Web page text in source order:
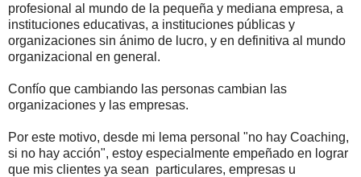
profesional al mundo de la pequeña y mediana empresa, a
instituciones educativas, a instituciones públicas y
organizaciones sin ánimo de lucro, y en definitiva al mundo
organizacional en general.
Confío que cambiando las personas cambian las
organizaciones y las empresas.
Por este motivo, desde mi lema personal "no hay Coaching,
si no hay acción", estoy especialmente empeñado en lograr
que mis clientes ya sean particulares, empresas u